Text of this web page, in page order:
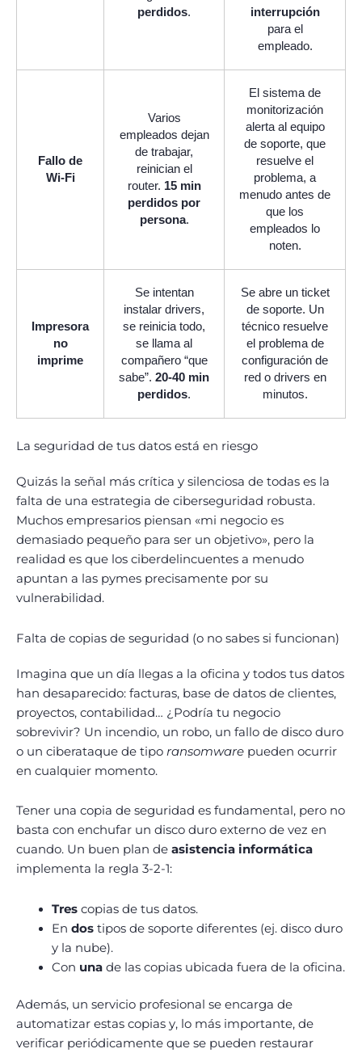
perdidos.
interrupción
para el
empleado.
Fallo de
Wi-Fi
Varios
empleados dejan
de trabajar,
reinician el
router. 15 min
perdidos por
persona.
El sistema de
monitorización
alerta al equipo
de soporte, que
resuelve el
problema, a
menudo antes de
que los
empleados lo
noten.
Impresora
no
imprime
Se intentan
instalar drivers,
se reinicia todo,
se llama al
compañero “que
sabe”. 20-40 min
perdidos.
Se abre un ticket
de soporte. Un
técnico resuelve
el problema de
configuración de
red o drivers en
minutos.
La seguridad de tus datos está en riesgo
Quizás la señal más crítica y silenciosa de todas es la
falta de una estrategia de ciberseguridad robusta.
Muchos empresarios piensan «mi negocio es
demasiado pequeño para ser un objetivo», pero la
realidad es que los ciberdelincuentes a menudo
apuntan a las pymes precisamente por su
vulnerabilidad.
Falta de copias de seguridad (o no sabes si funcionan)
Imagina que un día llegas a la oficina y todos tus datos
han desaparecido: facturas, base de datos de clientes,
proyectos, contabilidad… ¿Podría tu negocio
sobrevivir? Un incendio, un robo, un fallo de disco duro
o un ciberataque de tipo ransomware pueden ocurrir
en cualquier momento.
Tener una copia de seguridad es fundamental, pero no
basta con enchufar un disco duro externo de vez en
cuando. Un buen plan de asistencia informática
implementa la regla 3-2-1:
Trescopias de tus datos.
En dostipos de soporte diferentes (ej. disco duro
y la nube).
Con unade las copias ubicada fuera de la oficina.
Además, un servicio profesional se encarga de
automatizar estas copias y, lo más importante, de
verificar periódicamente que se pueden restaurar